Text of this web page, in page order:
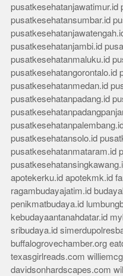
pusatkesehatanjawatimur.id
pusatkesehatansumbar.id
pusatkesehatanjambi.id
pusatkesehatanmaluku.id
pusatkesehatangorontalo.id
pusatkesehatanmedan.id
pusatkesehatanpadang.id
pusatkesehatansolo.id
pusatkesehatanmataram.id
apotekerku.id apotekmk.id
ragambudayajatim.id
penikmatbudaya.id
kebudayaantanahdatar.id
sribudaya.id
buffalogrovechamber.org
texasgirlreads.com
davidsonhardscapes.com